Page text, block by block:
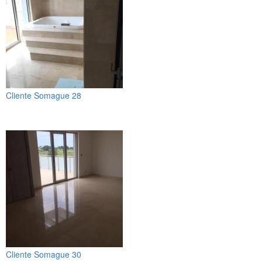
Cliente Somague 28
Cliente Somague 30